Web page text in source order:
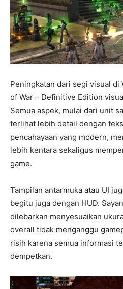
Peningkatan dari segi visual di
of War – Definitive Edition
Semua aspek, mulai dari unit
terlihat lebih detail dengan
pencahayaan yang modern,
lebih kentara sekaligus
game.
Tampilan antarmuka atau UI
begitu juga dengan HUD.
dilebarkan menyesuaikan
overall tidak menganggu
risih karena semua informasi
dempetkan.